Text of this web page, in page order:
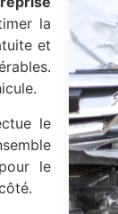
la
et
le
le